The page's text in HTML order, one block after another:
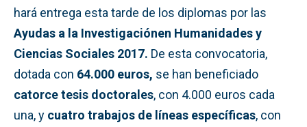
hará entrega esta tarde de los diplomas por las
Ayudas a la Investigaciónen Humanidades y
Ciencias Sociales 2017. De esta convocatoria,
dotada con 64.000 euros, se han beneficiado
catorce tesis doctorales, con 4.000 euros cada
una, y cuatro trabajos de líneas específicas, con